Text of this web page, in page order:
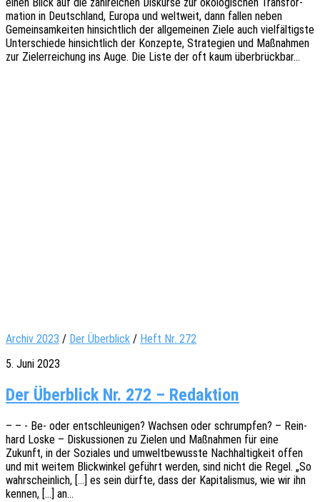
einen Blick auf die zahl­rei­chen Diskur­se zur ökolo­gi­schen Trans­for­
ma­ti­on in Deutsch­land, Europa und welt­weit, dann fallen neben
Gemein­sam­kei­ten hinsicht­lich der allge­mei­nen Ziele auch viel­fäl­tigs­te
Unter­schie­de hinsicht­lich der Konzep­te, Stra­te­gien und Maßnah­men
zur Ziel­er­rei­chung ins Auge. Die Liste der oft kaum überbrückbar…
Archiv 2023 / Der Überblick / Heft Nr. 272
5. Juni 2023
Der Überblick Nr. 272 – Redaktion
– – - Be- oder entschleu­ni­gen? Wach­sen oder schrump­fen? – Rein­
hard Loske – Diskus­sio­nen zu Zielen und Maßnah­men für eine
Zukunft, in der Sozia­les und umwelt­be­wuss­te Nach­hal­tig­keit offen
und mit weitem Blick­win­kel geführt werden, sind nicht die Regel. „So
wahr­schein­lich, […] es sein dürfte, dass der Kapi­ta­lis­mus, wie wir ihn
kennen, […] an…